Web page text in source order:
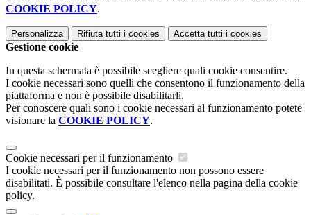
COOKIE POLICY.
Personalizza Rifiuta tutti i cookies Accetta tutti i cookies
Gestione cookie
In questa schermata è possibile scegliere quali cookie consentire.
I cookie necessari sono quelli che consentono il funzionamento della
piattaforma e non è possibile disabilitarli.
Per conoscere quali sono i cookie necessari al funzionamento potete
visionare la COOKIE POLICY.
Cookie necessari per il funzionamento
I cookie necessari per il funzionamento non possono essere
disabilitati. È possibile consultare l'elenco nella pagina della cookie
policy.